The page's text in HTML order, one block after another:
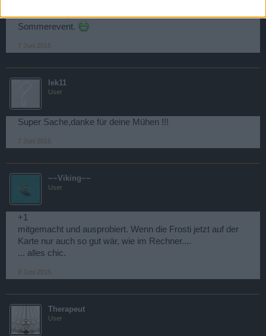
Feine Sache, vielen Dank. Jetzt fehlt nur noch das
Sommerevent.
7 Juni 2015
lek11
User
Super Sache,danke für deine Mühen !!!
7 Juni 2015
~~Viking~~
User
+1
mitgemacht und ausprobiert. Wenn die Frosti jetzt auf der
Karte nur auch so gut wär, wie im Rechner....
... alles chic.
8 Juni 2015
Therapeut
User